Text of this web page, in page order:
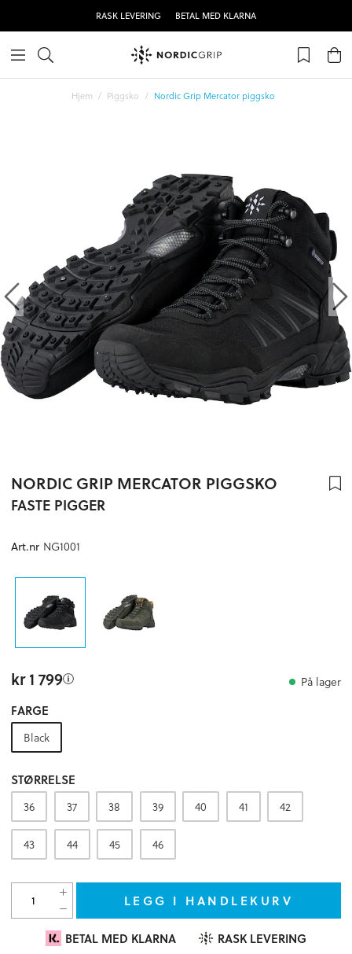
RASK LEVERING BETAL MED KLARNA
Hjem Piggsko Nordic Grip Mercator piggsko
NORDIC GRIP MERCATOR PIGGSKO
FASTE PIGGER
Art.nr NG1001
kr 1 799 På lager
FARGE
Black
STØRRELSE
36 37 38 39 40 41 42
43 44 45 46
LEGG I HANDLEKURV
BETAL MED KLARNA
RASK LEVERING